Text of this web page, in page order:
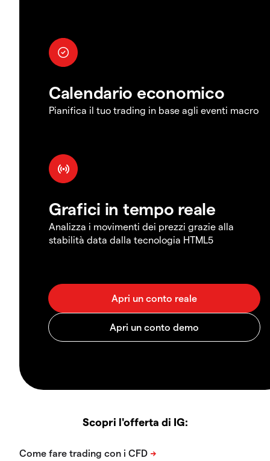
Calendario economico
Pianifica il tuo trading in base agli eventi macro
Grafici in tempo reale
Analizza i movimenti dei prezzi grazie alla
stabilità data dalla tecnologia HTML5
Scopri l'offerta di IG: